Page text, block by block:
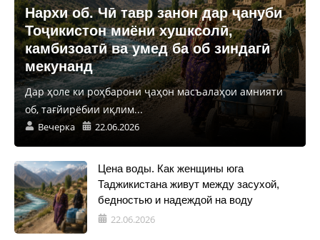
Нархи об. Чӣ тавр занон дар ҷануби
Тоҷикистон миёни хушксолӣ,
камбизоатӣ ва умед ба об зиндагӣ
мекунанд
Дар ҳоле ки роҳбарони ҷаҳон масъалаҳои амнияти
об, тағйирёбии иқлим...
Вечерка 22.06.2026
Цена воды. Как женщины юга
Таджикистана живут между засухой,
бедностью и надеждой на воду
22.06.2026